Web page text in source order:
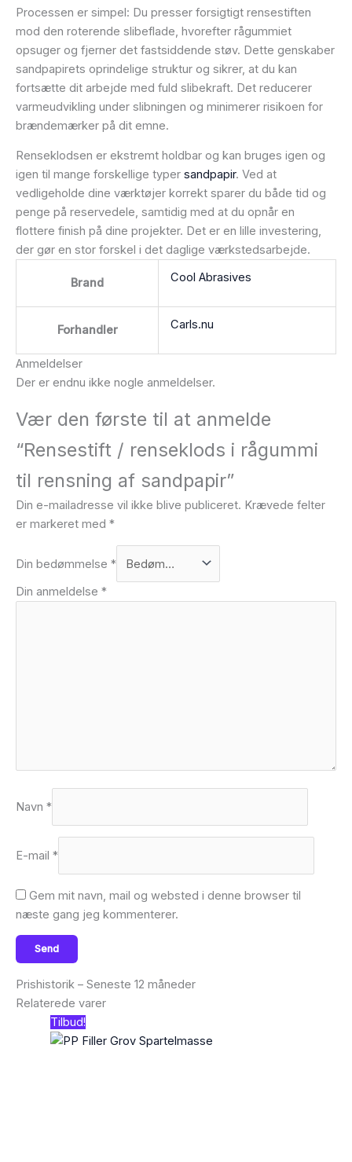
Processen er simpel: Du presser forsigtigt rensestiften
mod den roterende slibeflade, hvorefter rågummiet
opsuger og fjerner det fastsiddende støv. Dette genskaber
sandpapirets oprindelige struktur og sikrer, at du kan
fortsætte dit arbejde med fuld slibekraft. Det reducerer
varmeudvikling under slibningen og minimerer risikoen for
brændemærker på dit emne.
Renseklodsen er ekstremt holdbar og kan bruges igen og
igen til mange forskellige typer sandpapir. Ved at
vedligeholde dine værktøjer korrekt sparer du både tid og
penge på reservedele, samtidig med at du opnår en
flottere finish på dine projekter. Det er en lille investering,
der gør en stor forskel i det daglige værkstedsarbejde.
Brand Cool Abrasives
Forhandler Carls.nu
Anmeldelser
Der er endnu ikke nogle anmeldelser.
Vær den første til at anmelde
“Rensestift / renseklods i rågummi
til rensning af sandpapir”
Din e-mailadresse vil ikke blive publiceret. Krævede felter
er markeret med *
Din bedømmelse *
Din anmeldelse *
Navn *
E-mail *
Gem mit navn, mail og websted i denne browser til
næste gang jeg kommenterer.
Prishistorik – Seneste 12 måneder
Relaterede varer
Tilbud!